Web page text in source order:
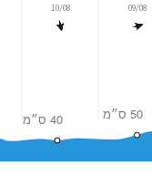
09/08
10/08